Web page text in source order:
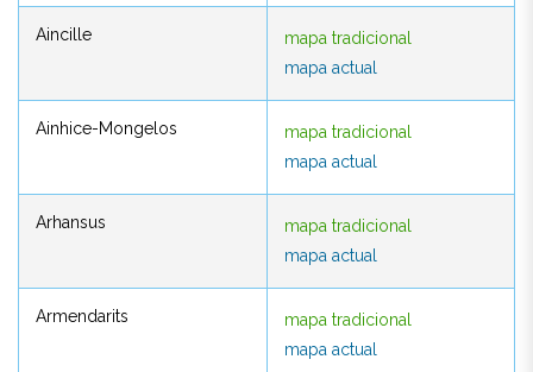
Aincille
mapa tradicional
mapa actual
Ainhice-Mongelos
mapa tradicional
mapa actual
Arhansus
mapa tradicional
mapa actual
Armendarits
mapa tradicional
mapa actual
mapa actual
mapa actual
mapa actual
mapa actual